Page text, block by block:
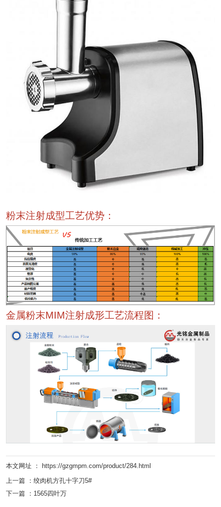
粉末注射成型工艺优势：
金属粉末MIM注射成形工艺流程图：
本文网址 ： https://gzgmpm.com/product/284.html
上一篇 ： 绞肉机方孔十字刀5#
下一篇 ： 1565四叶万